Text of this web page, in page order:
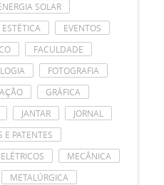
SOLAR
ESTÉTICA
EVENTOS
FACULDADE
FOTOGRAFIA
GRÁFICA
JANTAR
JORNAL
E PATENTES
MECÂNICA
METALÚRGICA